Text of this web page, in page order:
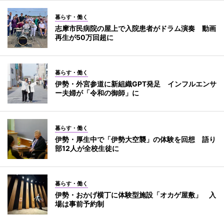
暮らす・働く
志摩市民病院の屋上で入院患者がドラム演奏 動画
再生が50万回超に
暮らす・働く
伊勢・外宮参道に新組織GPT発足 インフルエンサ
ー夫婦が「令和の御師」に
暮らす・働く
伊勢・厚生中で「伊勢大空襲」の体験を回想 語り
部12人が全校生徒に
暮らす・働く
伊勢・おかげ横丁に体験型施設「オカゲ屋敷」 入
場は事前予約制